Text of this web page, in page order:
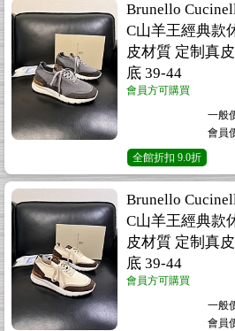
Brunello
C山羊王經典款
皮材質 定制真
底 39-44
會員方可購買
一般
會員
全館折扣 9.0折
Brunello
C山羊王經典款
皮材質 定制真
底 39-44
會員方可購買
一般
會員